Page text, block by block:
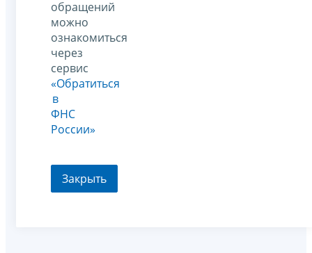
обращений
можно
ознакомиться
через
сервис
«Обратиться
в
ФНС
России»
Закрыть